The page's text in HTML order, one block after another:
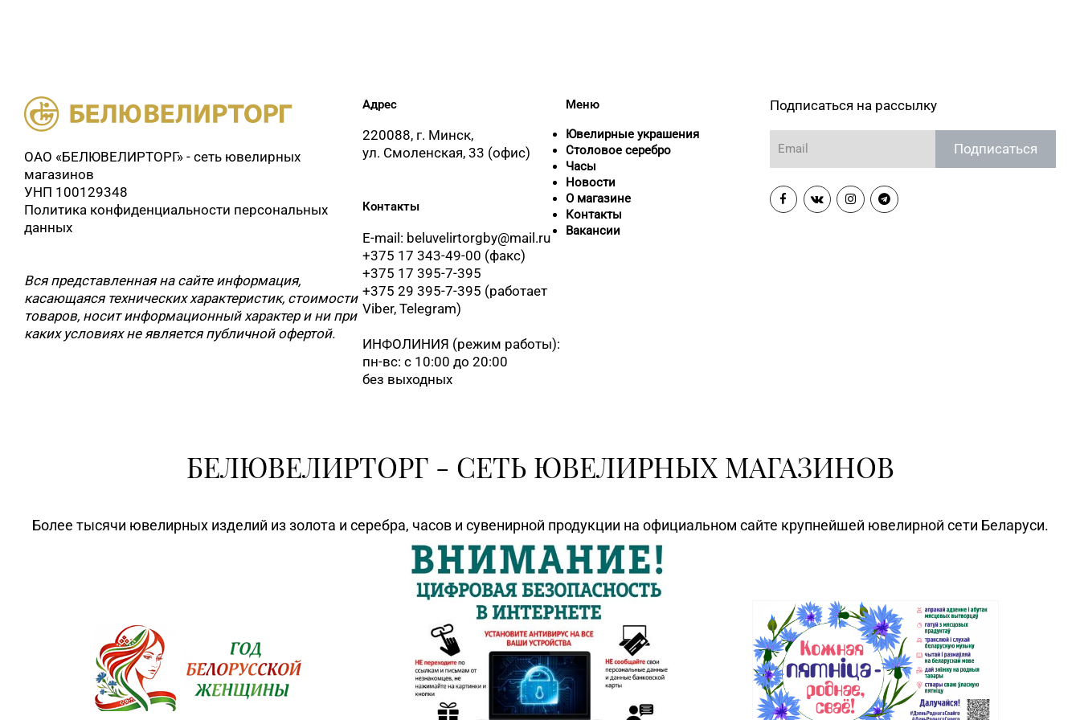
8 (017) 236-40-02
Магазин №82 «БЕЛЮВЕЛИРТОРГ» г.
Минск, пр-т Независимости, д. 134,
8 (017) 238-21-88, 8 (017) 238-21-03
пр-т Независимости, д. 134, пом. 342
ОАО «БЕЛЮВЕЛИРТОРГ» - сеть ювелирных
магазинов
УНП 100129348
Политика конфиденциальности персональных
данных
Вся представленная на сайте информация,
касающаяся технических характеристик, стоимости
товаров, носит информационный характер и ни при
каких условиях не является публичной офертой.
Адрес
220088, г. Минск,
ул. Смоленская, 33 (офис)
Контакты
E-mail: beluvelirtorgby@mail.ru
+375 17 343-49-00 (факс)
+375 17 395-7-395
+375 29 395-7-395 (работает
Viber, Telegram)
ИНФОЛИНИЯ (режим работы):
пн-вс: с 10:00 до 20:00
без выходных
Меню
Ювелирные украшения
Столовое серебро
Часы
Новости
О магазине
Контакты
Вакансии
Подписаться на рассылку
Подписаться
БЕЛЮВЕЛИРТОРГ - СЕТЬ ЮВЕЛИРНЫХ МАГАЗИНОВ
Более тысячи ювелирных изделий из золота и серебра, часов и сувенирной продукции на официальном сайте крупнейшей ювелирной сети Беларуси.